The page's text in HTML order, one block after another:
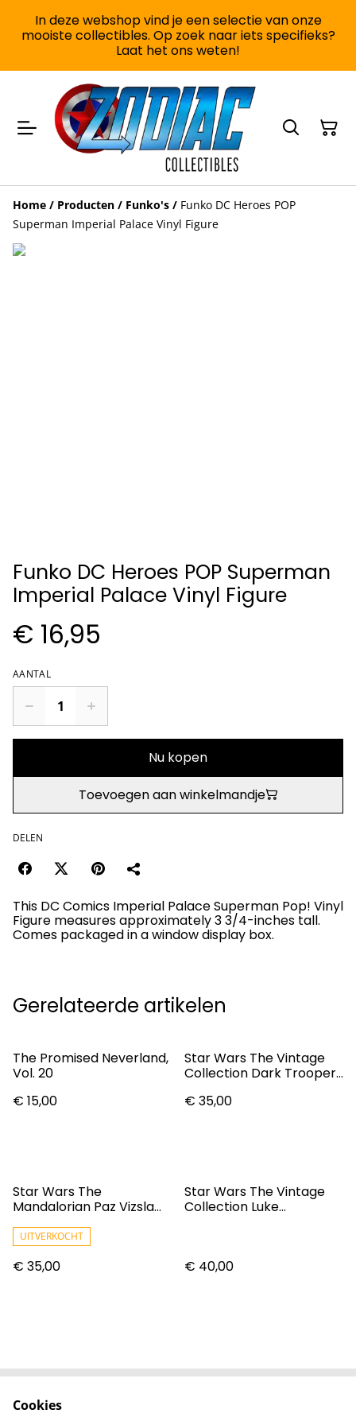
In deze webshop vind je een selectie van onze
mooiste collectibles. Op zoek naar iets specifieks?
Laat het ons weten!
Home / Producten / Funko's / Funko DC Heroes POP
Superman Imperial Palace Vinyl Figure
Funko DC Heroes POP Superman
Imperial Palace Vinyl Figure
€ 16,95
AANTAL
Nu kopen
Toevoegen aan winkelmandje
DELEN
This DC Comics Imperial Palace Superman Pop! Vinyl
Figure measures approximately 3 3/4-inches tall.
Comes packaged in a window display box.
Gerelateerde artikelen
The Promised Neverland,
Vol. 20
€ 15,00
Star Wars The Vintage
Collection Dark Trooper
€ 35,00
Star Wars The
Mandalorian Paz Vizsla
UITVERKOCHT
€ 35,00
Star Wars The Vintage
Collection Luke
€ 40,00
Cookies